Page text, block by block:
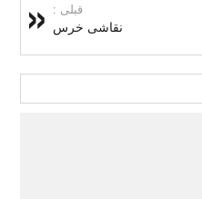
قبلی :
نقاشی خرس